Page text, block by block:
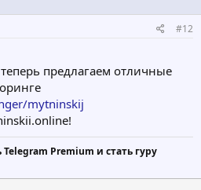
#12
предлагаем отличные
mytninskij
Premium и стать гуру